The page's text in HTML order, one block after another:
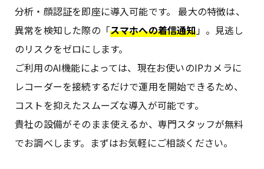
分析・顔認証を即座に導入可能です。 最大の特徴は、
異常を検知した際の「スマホへの着信通知」。見逃し
のリスクをゼロにします。
ご利用のAI機能によっては、現在お使いのIPカメラに
レコーダーを接続するだけで運用を開始できるため、
コストを抑えたスムーズな導入が可能です。
貴社の設備がそのまま使えるか、専門スタッフが無料
でお調べします。まずはお気軽にご相談ください。